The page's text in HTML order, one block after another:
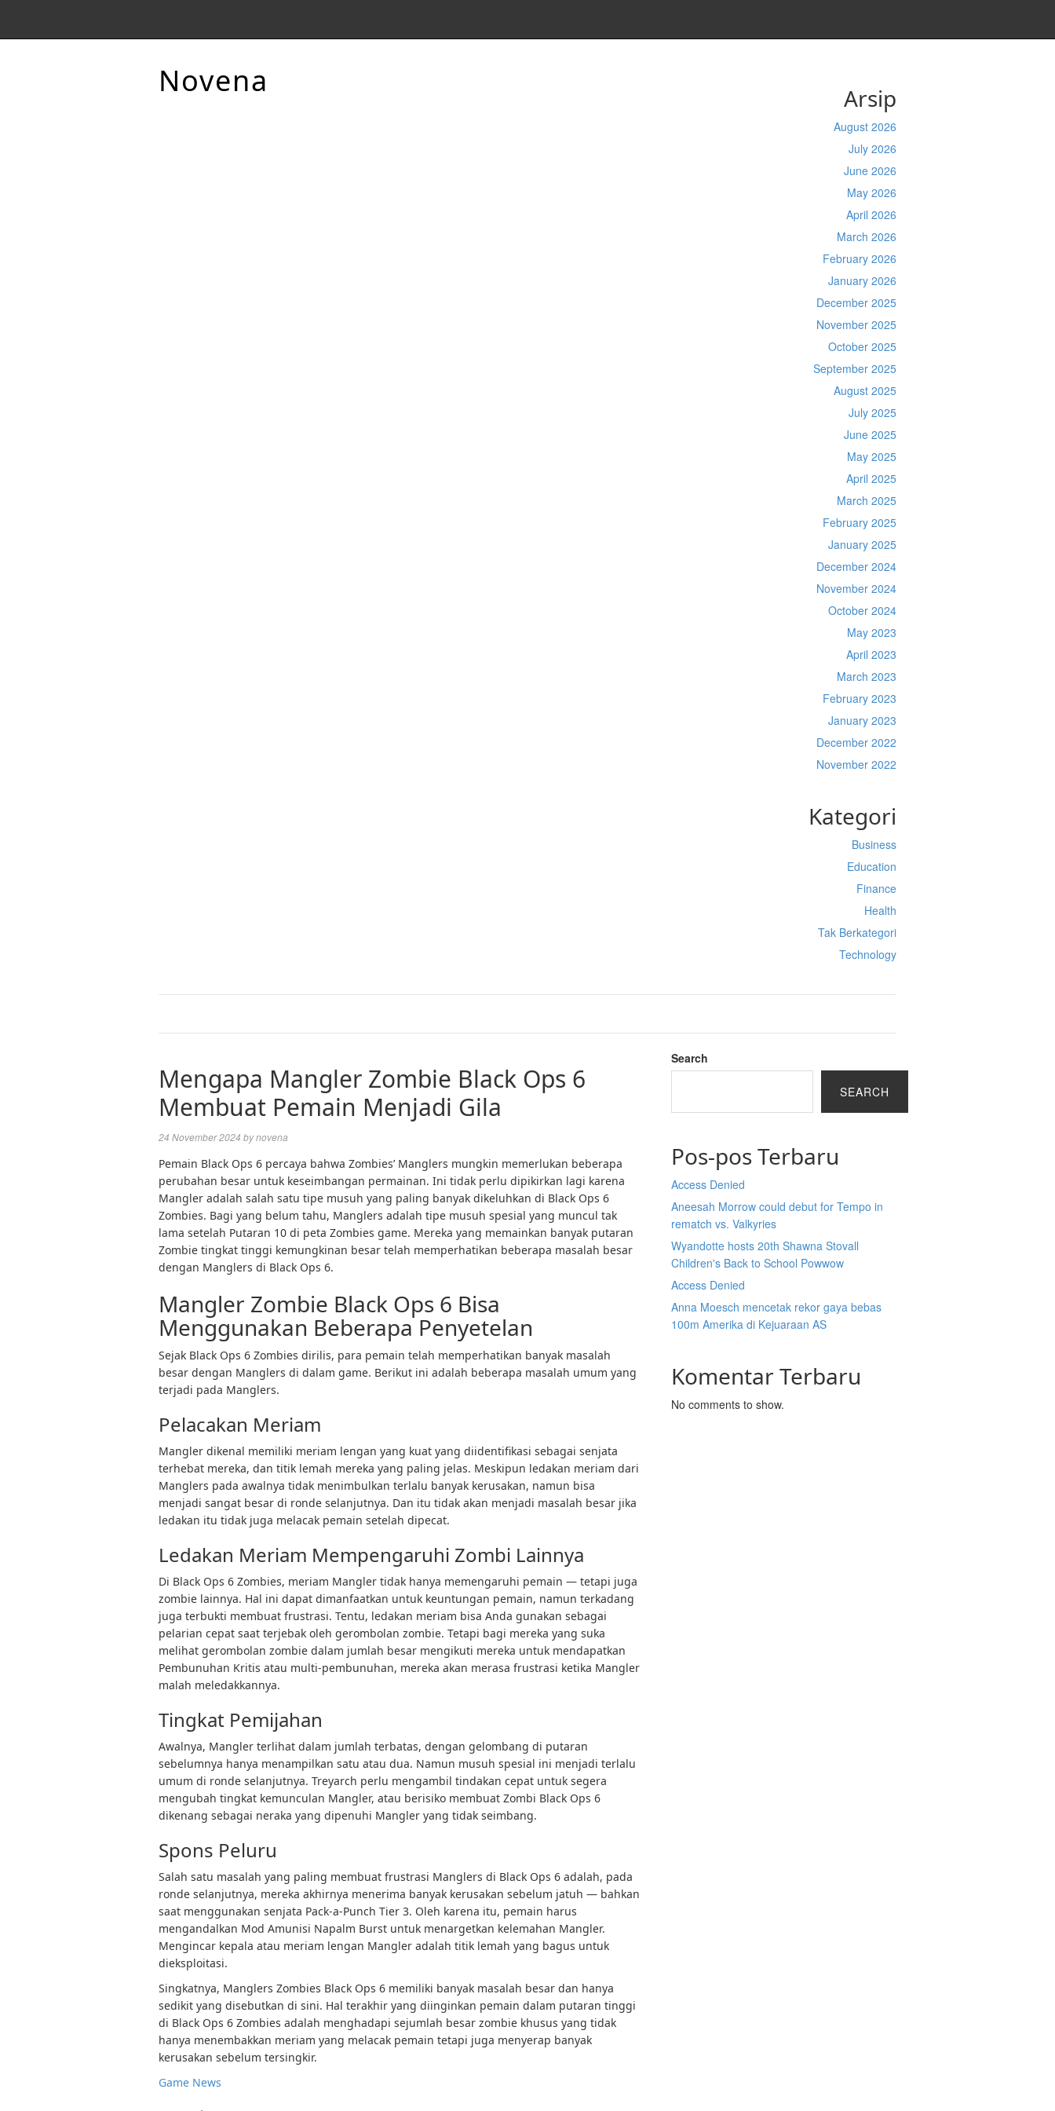
Novena Arsip
August 2026
July 2026
June 2026
May 2026
April 2026
March 2026
February 2026
January 2026
December 2025
November 2025
October 2025
September 2025
August 2025
July 2025
June 2025
May 2025
April 2025
March 2025
February 2025
January 2025
December 2024
November 2024
October 2024
May 2023
April 2023
March 2023
February 2023
January 2023
December 2022
November 2022
Kategori
Business
Education
Finance
Health
Tak Berkategori
Technology
Mengapa Mangler Zombie Black Ops 6
Membuat Pemain Menjadi Gila
24 November 2024 bynovena
Pemain Black Ops 6 percaya bahwa Zombies’ Manglers mungkin memerlukan beberapa
perubahan besar untuk keseimbangan permainan. Ini tidak perlu dipikirkan lagi karena
Mangler adalah salah satu tipe musuh yang paling banyak dikeluhkan di Black Ops 6
Zombies. Bagi yang belum tahu, Manglers adalah tipe musuh spesial yang muncul tak
lama setelah Putaran 10 di peta Zombies game. Mereka yang memainkan banyak putaran
Zombie tingkat tinggi kemungkinan besar telah memperhatikan beberapa masalah besar
dengan Manglers di Black Ops 6.
Mangler Zombie Black Ops 6 Bisa
Menggunakan Beberapa Penyetelan
Sejak Black Ops 6 Zombies dirilis, para pemain telah memperhatikan banyak masalah
besar dengan Manglers di dalam game. Berikut ini adalah beberapa masalah umum yang
terjadi pada Manglers.
Pelacakan Meriam
Mangler dikenal memiliki meriam lengan yang kuat yang diidentifikasi sebagai senjata
terhebat mereka, dan titik lemah mereka yang paling jelas. Meskipun ledakan meriam dari
Manglers pada awalnya tidak menimbulkan terlalu banyak kerusakan, namun bisa
menjadi sangat besar di ronde selanjutnya. Dan itu tidak akan menjadi masalah besar jika
ledakan itu tidak juga melacak pemain setelah dipecat.
Ledakan Meriam Mempengaruhi Zombi Lainnya
Di Black Ops 6 Zombies, meriam Mangler tidak hanya memengaruhi pemain — tetapi juga
zombie lainnya. Hal ini dapat dimanfaatkan untuk keuntungan pemain, namun terkadang
juga terbukti membuat frustrasi. Tentu, ledakan meriam bisa Anda gunakan sebagai
pelarian cepat saat terjebak oleh gerombolan zombie. Tetapi bagi mereka yang suka
melihat gerombolan zombie dalam jumlah besar mengikuti mereka untuk mendapatkan
Pembunuhan Kritis atau multi-pembunuhan, mereka akan merasa frustrasi ketika Mangler
malah meledakkannya.
Tingkat Pemijahan
Awalnya, Mangler terlihat dalam jumlah terbatas, dengan gelombang di putaran
sebelumnya hanya menampilkan satu atau dua. Namun musuh spesial ini menjadi terlalu
umum di ronde selanjutnya. Treyarch perlu mengambil tindakan cepat untuk segera
mengubah tingkat kemunculan Mangler, atau berisiko membuat Zombi Black Ops 6
dikenang sebagai neraka yang dipenuhi Mangler yang tidak seimbang.
Spons Peluru
Salah satu masalah yang paling membuat frustrasi Manglers di Black Ops 6 adalah, pada
ronde selanjutnya, mereka akhirnya menerima banyak kerusakan sebelum jatuh — bahkan
saat menggunakan senjata Pack-a-Punch Tier 3. Oleh karena itu, pemain harus
mengandalkan Mod Amunisi Napalm Burst untuk menargetkan kelemahan Mangler.
Mengincar kepala atau meriam lengan Mangler adalah titik lemah yang bagus untuk
dieksploitasi.
Singkatnya, Manglers Zombies Black Ops 6 memiliki banyak masalah besar dan hanya
sedikit yang disebutkan di sini. Hal terakhir yang diinginkan pemain dalam putaran tinggi
di Black Ops 6 Zombies adalah menghadapi sejumlah besar zombie khusus yang tidak
hanya menembakkan meriam yang melacak pemain tetapi juga menyerap banyak
kerusakan sebelum tersingkir.
Game News
Search
SEARCH
Pos-pos Terbaru
Access Denied
Aneesah Morrow could debut for Tempo in
rematch vs. Valkyries
Wyandotte hosts 20th Shawna Stovall
Children's Back to School Powwow
Access Denied
Anna Moesch mencetak rekor gaya bebas
100m Amerika di Kejuaraan AS
Komentar Terbaru
No comments to show.